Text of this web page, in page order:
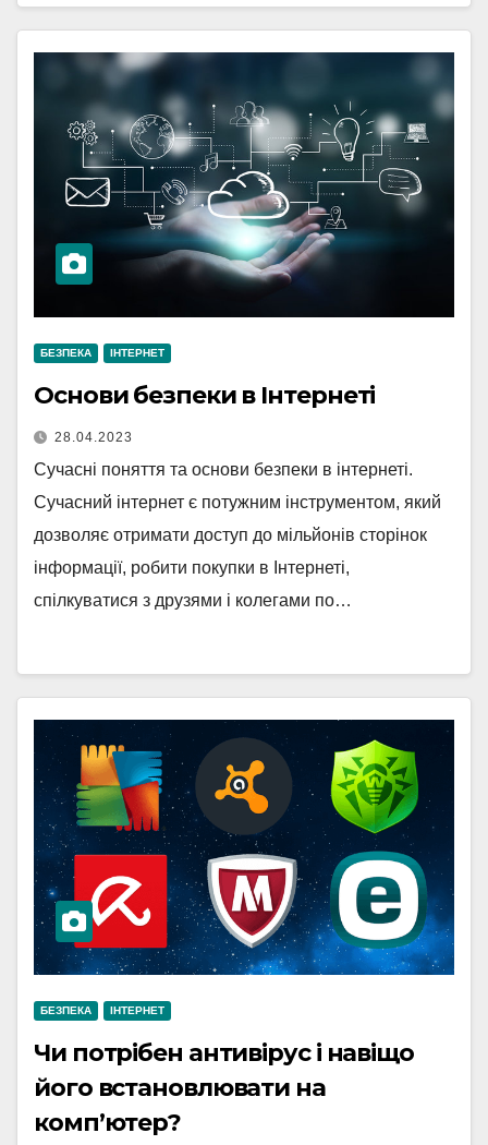
БЕЗПЕКА ІНТЕРНЕТ
Основи безпеки в Інтернеті
28.04.2023
Сучасні поняття та основи безпеки в інтернеті.
Сучасний інтернет є потужним інструментом, який
дозволяє отримати доступ до мільйонів сторінок
інформації, робити покупки в Інтернеті,
спілкуватися з друзями і колегами по…
БЕЗПЕКА ІНТЕРНЕТ
Чи потрібен антивірус і навіщо
його встановлювати на
комп’ютер?